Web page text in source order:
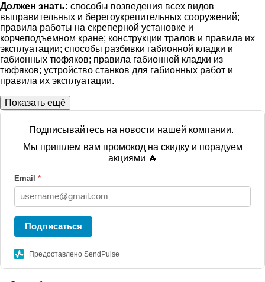
Должен знать: способы возведения всех видов
выправительных и берегоукрепительных сооружений;
правила работы на скреперной установке и
корчеподъемном кране; конструкции тралов и правила их
эксплуатации; способы разбивки габионной кладки и
габионных тюфяков; правила габионной кладки из
тюфяков; устройство станков для габионных работ и
правила их эксплуатации.
Показать ещё
Подписывайтесь на новости нашей компании.
Мы пришлем вам промокод на скидку и порадуем
акциями 🔥
Email *
Подписаться
Предоставлено SendPulse